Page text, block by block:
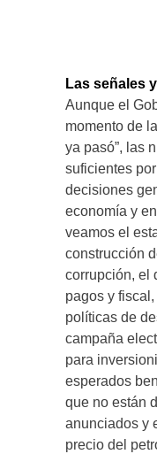
Las señales
Aunque el
momento de
ya pasó”, las
suficientes
decisiones
economía y
veamos el
construcción
corrupción, el
pagos y
políticas de
campaña
para
esperados
que no están
anunciados y
precio del